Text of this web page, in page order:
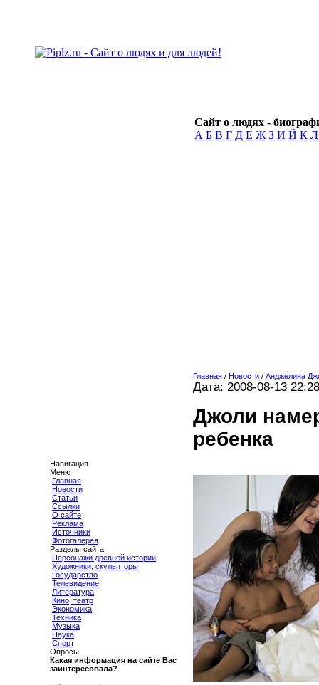
Сайт о людях -
А Б В Г Д Е Ж З И Й К Л
Навигация
Меню
Главная
Новости
Статьи
Ссылки
О сайте
Реклама
Источники
Фотогалерея
Разделы сайта
Персонажи древней истории
Художники, скульпторы
Государство
Телевидение
Литература
Кино, театр
Экономика
Техника
Музыка
Наука
Спорт
Опросы
Какая информация на сайте Вас
заинтересовала?
Главная / Новости / Анджелина
Дата: 2008-08-13 22:28
Джоли
ребенка